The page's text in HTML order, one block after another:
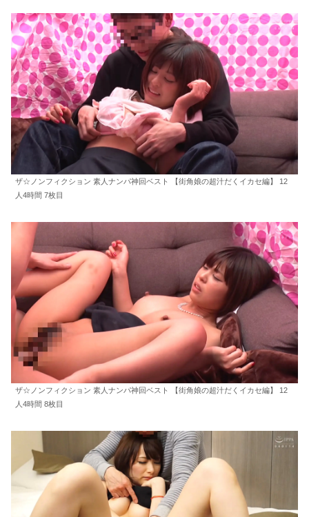
ザ☆ノンフィクション 素人ナンパ神回ベスト 【街角娘の超汁だくイカセ編】 12
人4時間 7枚目
ザ☆ノンフィクション 素人ナンパ神回ベスト 【街角娘の超汁だくイカセ編】 12
人4時間 8枚目